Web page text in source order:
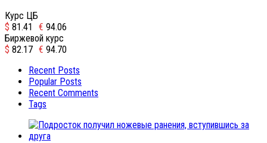
Курс ЦБ
$ 81.41 € 94.06
Биржевой курс
$ 82.17 € 94.70
Recent Posts
Popular Posts
Recent Comments
Tags